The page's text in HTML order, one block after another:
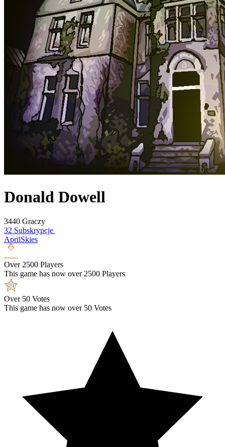
Donald Dowell
3440 Graczy
32 Subskrypcje
AprilSkies
Over 2500 Players
This game has now over 2500 Players
Over 50 Votes
This game has now over 50 Votes